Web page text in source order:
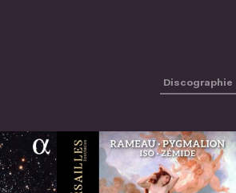
Discographie